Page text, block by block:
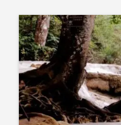
Zum
Inhalt
springen